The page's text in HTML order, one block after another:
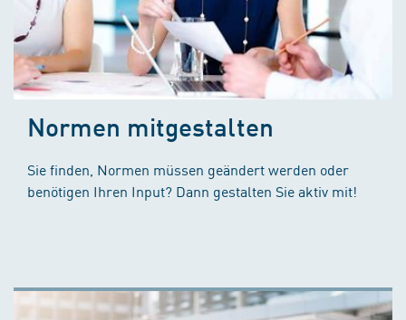
Normen mitgestalten
Sie finden, Normen müssen geändert werden oder
benötigen Ihren Input? Dann gestalten Sie aktiv mit!